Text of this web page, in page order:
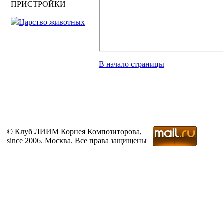
ПРИСТРОЙКИ
Царство животных
В начало страницы
© Клуб ЛИИМ Корнея Композиторова,
since 2006. Москва. Все права защищены